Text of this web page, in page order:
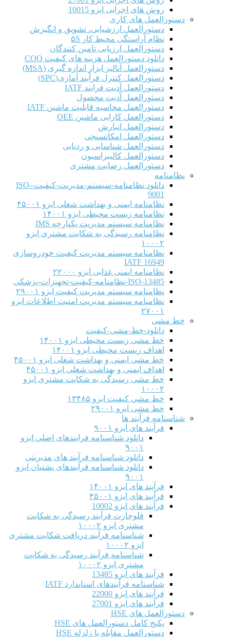
روش های اجرایی ایزو 10015
دستورالعمل های کاری
دستورالعمل ارزشیابی، تشویق و انگیزش
نظام آراستگی محیط کار ۵S
دستورالعمل ارزیابی تامین کنندگان
دانلود دستورالعمل هزینه های کیفیت COQ
دستورالعمل آنالیز ابزار اندازه گیری (MSA)
دستورالعمل کنترل فرآیند آماری(SPC)
دستورالعمل آدیت فرایند IATF
دستورالعمل آدیت محصول
دستورالعمل محاسبه قابلیت ماشین IATF
دستورالعمل کارایی ماشین OEE
دستورالعمل انبارش
دستورالعمل امکانسنجی
دستورالعمل شناسایی و ردیابی
دستورالعمل کالیبراسیون
دستورالعمل رضایت مشتری
نظامنامه
دانلود نظامنامه-سیستم-مدیریت-کیفیت-ISO-
9001
نظامنامه ایمنی و بهداشت شغلی ایزو ۴۵۰۰۱
نظامنامه زیست محیطی ایزو ۱۴۰۰۱
نظامنامه سیستم مدیریت یکپارچه IMS
نظامنامه رسیدگی به شکایت مشتری ایزو
۱۰۰۰۲
نظامنامه سیستم مدیریت کیفیت خودروسازی
IATF 16949
نظامنامه ایمنی غذایی ایزو ۲۲۰۰۰
ISO-13485-نظامنامه-کیفیت-تجهیزات-پزشکی
نظامنامه سیستم مدیریت کیفیت ایزو ۲۹۰۰۱
نظامنامه سیستم مدیریت امنیت اطلاعات ایزو
۲۷۰۰۱
خط مشی
دانلود-خط-مشی-کیفیت
خط مشی زیست محیطی ایزو ۱۴۰۰۱
اهداف زیست محیطی ایزو ۱۴۰۰۱
خط مشی ایمنی و بهداشت شغلی ایزو ۴۵۰۰۱
اهداف ایمنی و بهداشت شغلی ایزو ۴۵۰۰۱
خط مشی رسیدگی به شکایت مشتری ایزو
۱۰۰۰۲
خط مشی کیفیت ایزو ۱۳۴۸۵
خط مشی ایزو ۲۹۰۰۱
شناسنامه فرآیند ها
فرآیند های ایزو ۹۰۰۱
دانلود شناسنامه فرایندهای اصلی ایزو
۹۰۰۱
دانلود شناسنامه فرآیند های مدیریتی
دانلود شناسنامه فرآیندهای پشتیان ایزو
۹۰۰۱
فرآیند های ایزو ۱۴۰۰۱
فرآیند های ایزو ۴۵۰۰۱
فرآیند های ایزو 10002
فلوچارت فرآیند رسیدگی به شکایت
مشتری ایزو ۱۰۰۰۲
شناسنامه فرآیند دریافت شکایت مشتری
ایزو ۱۰۰۰۲
شناسنامه فرآیند رسیدگی به شکایت
مشتری ایزو ۱۰۰۰۲
فرآیند های ایزو 13485
شناسنامه فرآیندهای استاندارد IATF
فرآیند های ایزو 22000
فرآیند های ایزو 27001
دستورالعمل های HSE
پکیج کامل دستورالعمل های HSE
دستورالعمل مقابله با زلزله HSE